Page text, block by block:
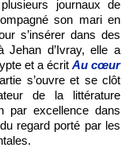
journaux de
son mari en
s’insérer dans des
Jehan d’Ivray, elle a
et a écrit Au cœur
s’ouvre et se clôt
de la littérature
par excellence dans
regard porté par les